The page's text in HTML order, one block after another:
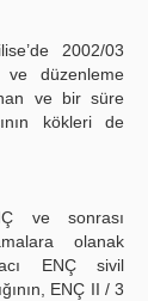
2002/03
ve düzenleme
ve bir süre
kökleri de
ve sonrası
olanak
ENÇ sivil
ENÇ II / 3